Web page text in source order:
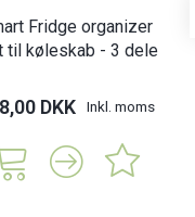
Fridge organizer
køleskab - 3 dele
DKK Inkl. moms